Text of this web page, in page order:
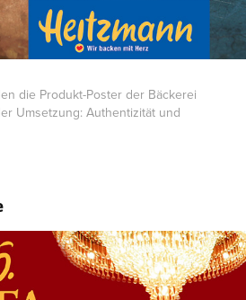
die Produkt-Poster der Bäckerei
Umsetzung: Authentizität und
2026